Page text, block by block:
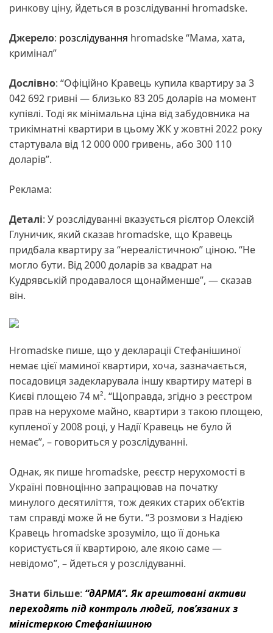
ринкову ціну, йдеться в розслідуванні hromadske.
Джерело: розслідування hromadske “Мама, хата,
кримінал”
Дослівно: “Офіційно Кравець купила квартиру за 3
042 692 гривні — близько 83 205 доларів на момент
купівлі. Тоді як мінімальна ціна від забудовника на
трикімнатні квартири в цьому ЖК у жовтні 2022 року
стартувала від 12 000 000 гривень, або 300 110
доларів”.
Реклама:
Деталі: У розслідуванні вказується рієлтор Олексій
Глуничик, який сказав hromadske, що Кравець
придбала квартиру за “нереалістичною” ціною. “Не
могло бути. Від 2000 доларів за квадрат на
Кудрявській продавалося щонайменше”, — сказав
він.
Hromadske пише, що у декларації Стефанішиної
немає цієї маминої квартири, хоча, зазначається,
посадовиця задекларувала іншу квартиру матері в
Києві площею 74 м². “Щоправда, згідно з реєстром
прав на нерухоме майно, квартири з такою площею,
купленої у 2008 році, у Надії Кравець не було й
немає”, – говориться у розслідуванні.
Однак, як пише hromadske, реєстр нерухомості в
Україні повноцінно запрацював на початку
минулого десятиліття, тож деяких старих об’єктів
там справді може й не бути. “З розмови з Надією
Кравець hromadske зрозуміло, що її донька
користується її квартирою, але якою саме —
невідомо”, – йдеться у розслідуванні.
Знати більше: “дАРМА”. Як арештовані активи
переходять під контроль людей, пов’язаних з
міністеркою Стефанішиною